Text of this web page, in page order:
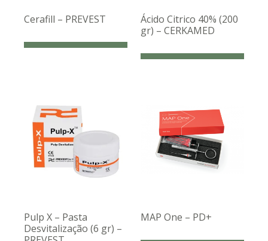
Cerafill – PREVEST
Ácido Citrico 40% (200
gr) – CERKAMED
Pulp X – Pasta
Desvitalização (6 gr) –
MAP One – PD+